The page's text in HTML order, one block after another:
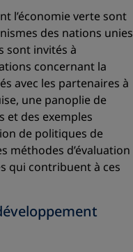
l’économie verte sont
des nations unies
sont invités à
concernant la
avec les partenaires à
une panoplie de
et des exemples
de politiques de
méthodes d’évaluation
qui contribuent à ces